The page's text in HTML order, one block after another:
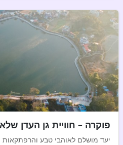
פוקרה – חוויית גן העדן
יעד מושלם לאוהבי טבע והרפתקאות